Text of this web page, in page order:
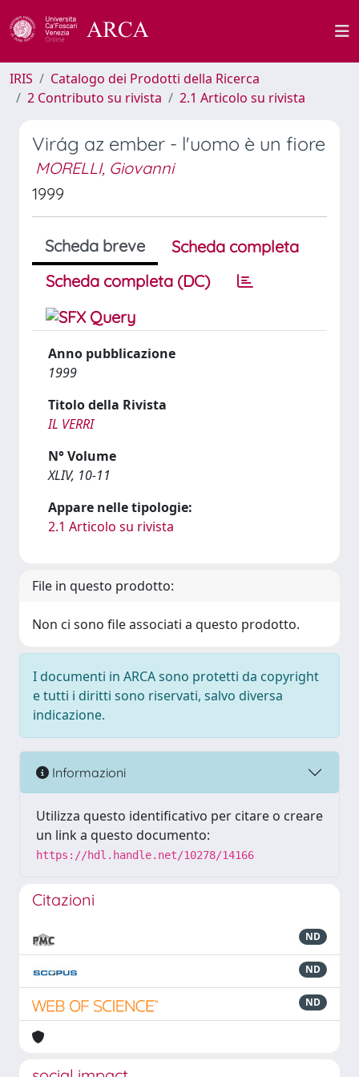
IRIS
Catalogo dei Prodotti della Ricerca
2 Contributo su rivista
2.1 Articolo su rivista
Virág az ember - l'uomo è un fiore
MORELLI, Giovanni
1999
Scheda breve
Scheda completa
Scheda completa (DC)
Anno pubblicazione
1999
Titolo della Rivista
IL VERRI
N° Volume
XLIV, 10-11
Appare nelle tipologie:
2.1 Articolo su rivista
File in questo prodotto:
Non ci sono file associati a questo prodotto.
I documenti in ARCA sono protetti da copyright
e tutti i diritti sono riservati, salvo diversa
indicazione.
Informazioni
Utilizza questo identificativo per citare o creare
un link a questo documento:
https://hdl.handle.net/10278/14166
Citazioni
ND
ND
ND